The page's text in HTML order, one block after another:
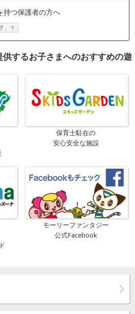
持つ保護者の方へ
」？
するお子さまへのおすすめの遊
保育士駐在の
安心安全な施設
モーリーファンタジー
公式Facebook